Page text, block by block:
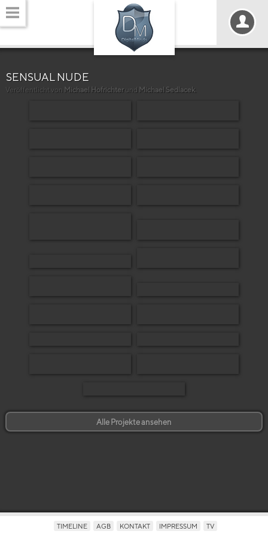
SENSUAL NUDE
Veröffentlicht von Michael Hofrichterund Michael Sedlacek
Alle Projekte ansehen
TIMELINE AGB KONTAKT IMPRESSUM TV